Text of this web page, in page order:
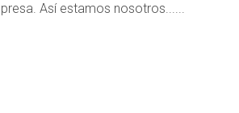
Así estamos nosotros...